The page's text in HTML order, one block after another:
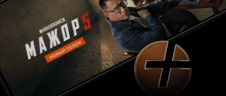
баланса в плане откровенно плохих шуток и
удачных. Герой Феррелла может выдать убогую
шутку про поход в туалет по маленькому и
большому, а чуть позже выдать остроумный
перл со своей напарницей про темнокожих
гольфистов. На каком-то этапе забавным еще
показался папаня толстушки, эдакий
недоделанный гангстер с солениями, им
вместе с Лонни надо бы съездить к Якубовичу
на «Поле чудес», вот бы они там устроили